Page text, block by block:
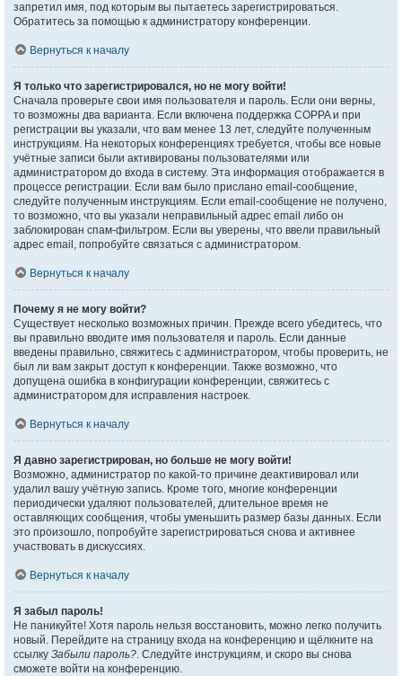
запретил имя, под которым вы пытаетесь зарегистрироваться.
Обратитесь за помощью к администратору конференции.
Вернуться к началу
Я только что зарегистрировался, но не могу войти!
Сначала проверьте свои имя пользователя и пароль. Если они верны,
то возможны два варианта. Если включена поддержка COPPA и при
регистрации вы указали, что вам менее 13 лет, следуйте полученным
инструкциям. На некоторых конференциях требуется, чтобы все новые
учётные записи были активированы пользователями или
администратором до входа в систему. Эта информация отображается в
процессе регистрации. Если вам было прислано email-сообщение,
следуйте полученным инструкциям. Если email-сообщение не получено,
то возможно, что вы указали неправильный адрес email либо он
заблокирован спам-фильтром. Если вы уверены, что ввели правильный
адрес email, попробуйте связаться с администратором.
Вернуться к началу
Почему я не могу войти?
Существует несколько возможных причин. Прежде всего убедитесь, что
вы правильно вводите имя пользователя и пароль. Если данные
введены правильно, свяжитесь с администратором, чтобы проверить, не
был ли вам закрыт доступ к конференции. Также возможно, что
допущена ошибка в конфигурации конференции, свяжитесь с
администратором для исправления настроек.
Вернуться к началу
Я давно зарегистрирован, но больше не могу войти!
Возможно, администратор по какой-то причине деактивировал или
удалил вашу учётную запись. Кроме того, многие конференции
периодически удаляют пользователей, длительное время не
оставляющих сообщения, чтобы уменьшить размер базы данных. Если
это произошло, попробуйте зарегистрироваться снова и активнее
участвовать в дискуссиях.
Вернуться к началу
Я забыл пароль!
Не паникуйте! Хотя пароль нельзя восстановить, можно легко получить
новый. Перейдите на страницу входа на конференцию и щёлкните на
ссылку Забыли пароль?. Следуйте инструкциям, и скоро вы снова
сможете войти на конференцию.